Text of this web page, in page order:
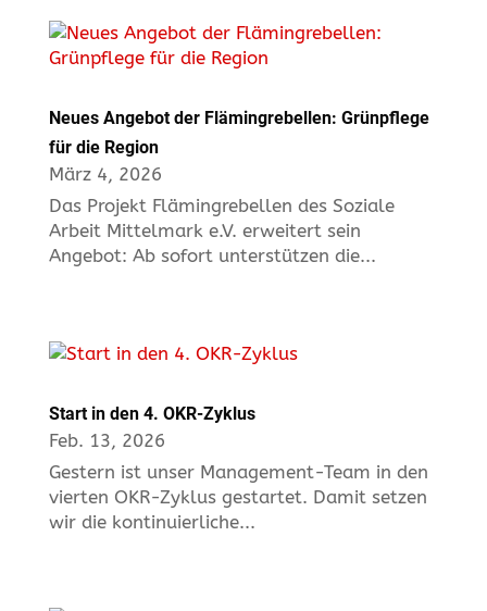
Neues Angebot der Flämingrebellen: Grünpflege
für die Region
März 4, 2026
Das Projekt Flämingrebellen des Soziale
Arbeit Mittelmark e.V. erweitert sein
Angebot: Ab sofort unterstützen die...
Start in den 4. OKR-Zyklus
Feb. 13, 2026
Gestern ist unser Management-Team in den
vierten OKR-Zyklus gestartet. Damit setzen
wir die kontinuierliche...